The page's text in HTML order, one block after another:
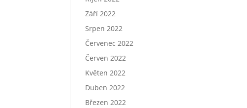
Září 2022
Srpen 2022
Červenec 2022
Červen 2022
Květen 2022
Duben 2022
Březen 2022